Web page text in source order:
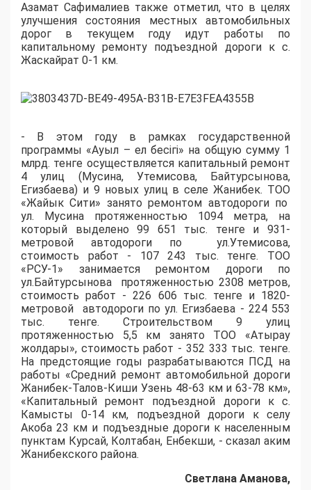
Азамат Сафималиев также отметил, что в целях
улучшения состояния местных автомобильных
дорог в текущем году идут работы по
капитальному ремонту подъездной дороги к с.
Жаскайрат 0-1 км.
- В этом году в рамках государственной
программы «Ауыл – ел бесігі» на общую сумму 1
млрд. тенге осуществляется капитальный ремонт
4 улиц (Мусина, Утемисова, Байтурсынова,
Егизбаева) и 9 новых улиц в селе Жанибек. ТОО
«Жайык Сити» занято ремонтом автодороги по
ул. Мусина протяженностью 1094 метра, на
который выделено 99 651 тыс. тенге и 931-
метровой автодороги по
ул.Утемисова,
стоимость работ - 107 243 тыс. тенге. ТОО
«РСУ-1» занимается ремонтом дороги по
ул.Байтурсынова
протяженностью 2308 метров,
стоимость работ - 226 606 тыс. тенге и 1820-
метровой
автодороги по ул. Егизбаева - 224 553
тыс. тенге. Строительством 9 улиц
протяженностью 5,5 км занято ТОО «Атырау
жолдары», стоимость работ - 352 333 тыс. тенге.
На предстоящие годы разрабатываются ПСД на
работы «Средний ремонт автомобильной дороги
Жанибек-Талов-Киши Узень 48-63 км и 63-78 км»,
«Капитальный ремонт подъездной дороги к с.
Камысты 0-14 км, подъездной дороги к селу
Акоба 23 км и подъездные дороги к населенным
пунктам Курсай, Колтабан, Енбекши, - сказал аким
Жанибекского района.
Светлана Аманова,